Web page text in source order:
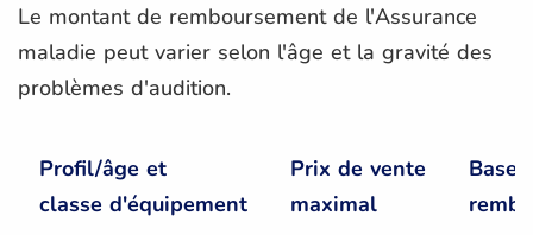
Le montant de remboursement de l'Assurance
maladie peut varier selon l'âge et la gravité des
problèmes d'audition.
Profil/âge et
classe d'équipement
Prix de vente
maximal
Base